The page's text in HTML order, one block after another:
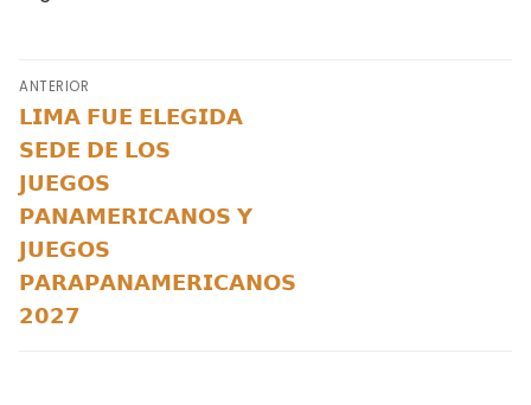
ANTERIOR
𝗟𝗜𝗠𝗔 𝗙𝗨𝗘 𝗘𝗟𝗘𝗚𝗜𝗗𝗔
𝗦𝗘𝗗𝗘 𝗗𝗘 𝗟𝗢𝗦
𝗝𝗨𝗘𝗚𝗢𝗦
𝗣𝗔𝗡𝗔𝗠𝗘𝗥𝗜𝗖𝗔𝗡𝗢𝗦 𝗬
𝗝𝗨𝗘𝗚𝗢𝗦
𝗣𝗔𝗥𝗔𝗣𝗔𝗡𝗔𝗠𝗘𝗥𝗜𝗖𝗔𝗡𝗢𝗦
𝟮𝟬𝟮𝟳